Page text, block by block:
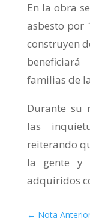
En la obra
asbesto por
construyen
familias de
Durante su
las
reiterando
la gente y
adquiridos
← Nota